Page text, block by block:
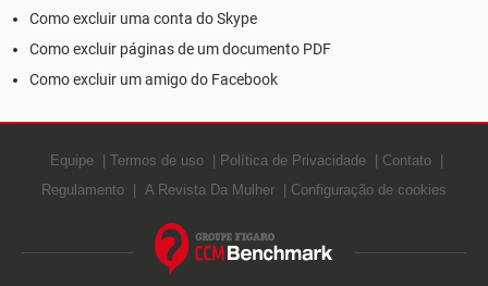
Como excluir uma conta do Skype
Como excluir páginas de um documento PDF
Como excluir um amigo do Facebook
Equipe Termos de uso Política de Privacidade
Contato
Regulamento
A Revista Da Mulher Configuração de cookies